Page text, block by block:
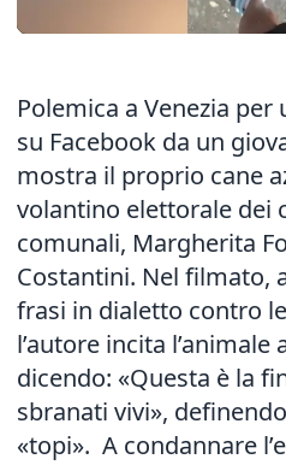
Polemica a Venezia
su Facebook da un
mostra il proprio cane
volantino elettorale dei
comunali, Margherita
Costantini. Nel filmato,
frasi in dialetto contro
l’autore incita
dicendo: «Questa è la
sbranati vivi»,
«topi». A condannare